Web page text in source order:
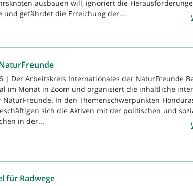
ausbauen will, ignoriert die
und gefährdet die Erreichung der...
| Der Arbeitskreis Internationales der NaturFreunde
im Monat in Zoom und organisiert die inhaltliche
NaturFreunde. In den Themenschwerpunkten
sich die Aktiven mit der politischen und
in der...
für Radwege